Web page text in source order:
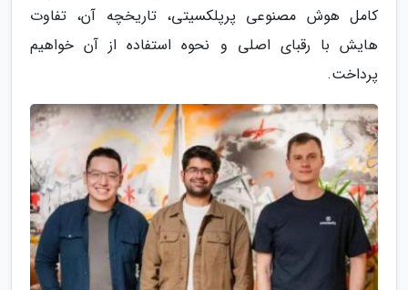
کامل هوش مصنوعی پرپلکسیتی، تاریخچه آن، تفاوت
هایش با رقبای اصلی و نحوه استفاده از آن خواهیم
پرداخت.